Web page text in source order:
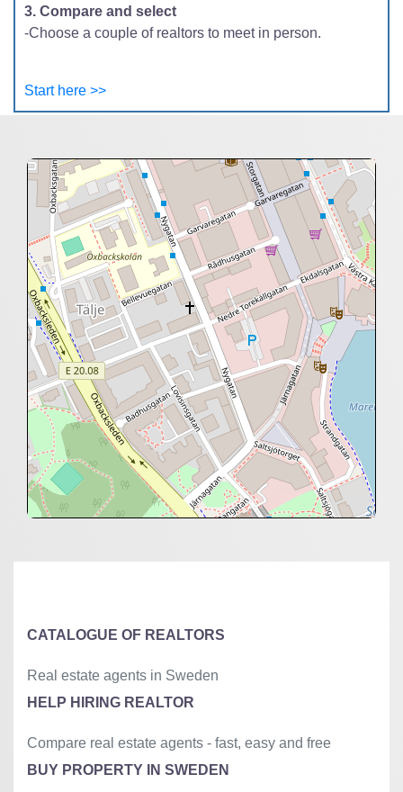
3. Compare and select
-Choose a couple of realtors to meet in person.
Start here >>
CATALOGUE OF REALTORS
Real estate agents in Sweden
HELP HIRING REALTOR
Compare real estate agents - fast, easy and free
BUY PROPERTY IN SWEDEN